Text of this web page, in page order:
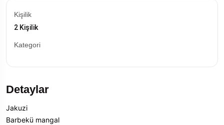
Kişilik
2 Kişilik
Kategori
Detaylar
Jakuzi
Barbekü mangal